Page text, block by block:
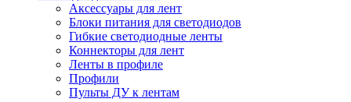
Аксессуары для лент
Блоки питания для светодиодов
Гибкие светодиодные ленты
Коннекторы для лент
Ленты в профиле
Профили
Пульты ДУ к лентам